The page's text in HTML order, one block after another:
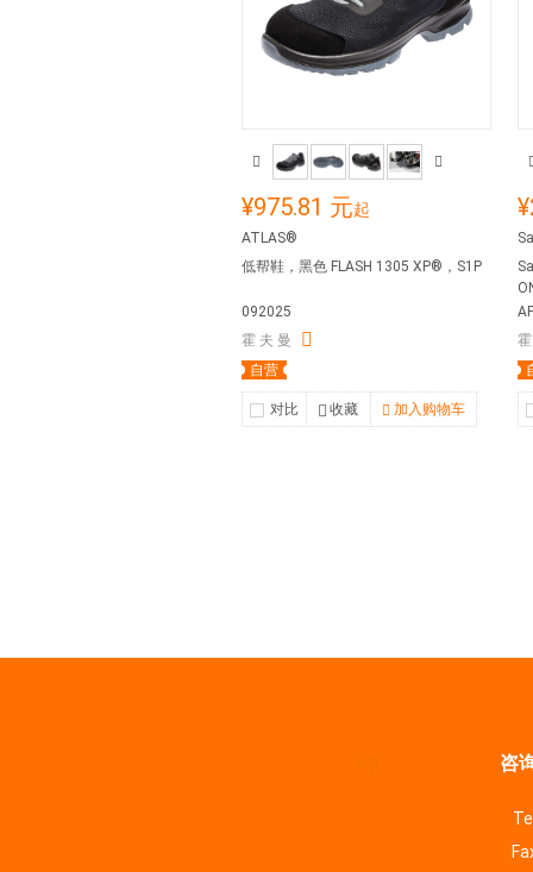
¥975.81 元起
ATLAS®
低帮鞋，黑色 FLASH 1305 XP®，S1P
092025
霍 夫 曼
自营
对比 收藏 加入购物车
咨